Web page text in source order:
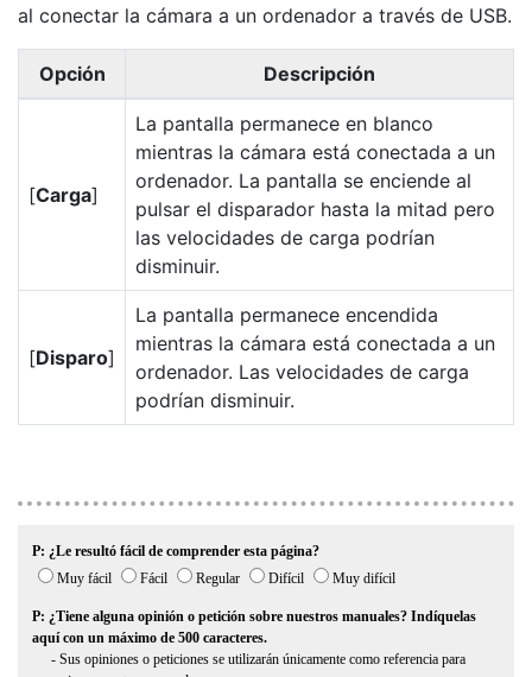
al conectar la cámara a un ordenador a través de USB.
Opción Descripción
[Carga]
La pantalla permanece en blanco
mientras la cámara está conectada a un
ordenador. La pantalla se enciende al
pulsar el disparador hasta la mitad pero
las velocidades de carga podrían
disminuir.
[Disparo]
La pantalla permanece encendida
mientras la cámara está conectada a un
ordenador. Las velocidades de carga
podrían disminuir.